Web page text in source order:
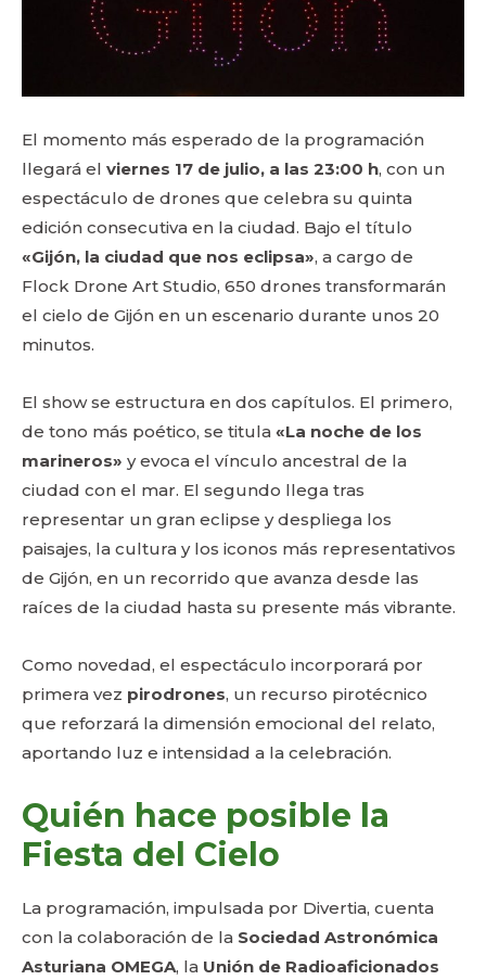
El momento más esperado de la programación
llegará el viernes 17 de julio, a las 23:00 h, con un
espectáculo de drones que celebra su quinta
edición consecutiva en la ciudad. Bajo el título
«Gijón, la ciudad que nos eclipsa», a cargo de
Flock Drone Art Studio, 650 drones transformarán
el cielo de Gijón en un escenario durante unos 20
minutos.
El show se estructura en dos capítulos. El primero,
de tono más poético, se titula «La noche de los
marineros» y evoca el vínculo ancestral de la
ciudad con el mar. El segundo llega tras
representar un gran eclipse y despliega los
paisajes, la cultura y los iconos más representativos
de Gijón, en un recorrido que avanza desde las
raíces de la ciudad hasta su presente más vibrante.
Como novedad, el espectáculo incorporará por
primera vez pirodrones, un recurso pirotécnico
que reforzará la dimensión emocional del relato,
aportando luz e intensidad a la celebración.
Quién hace posible la
Fiesta del Cielo
La programación, impulsada por Divertia, cuenta
con la colaboración de la Sociedad Astronómica
Asturiana OMEGA, la Unión de Radioaficionados